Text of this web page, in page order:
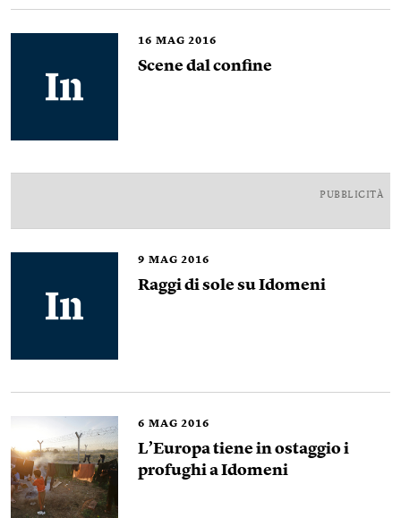
16 MAG 2016
Scene dal confine
PUBBLICITÀ
9 MAG 2016
Raggi di sole su Idomeni
6 MAG 2016
L’Europa tiene in ostaggio i
profughi a Idomeni